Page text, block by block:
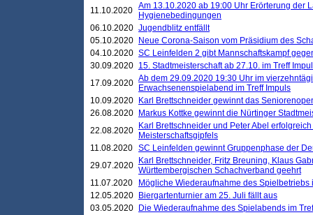
11.10.2020 Am 13.10.2020 ab 19:00 Uhr Erörterung der
Hygienebedingungen
06.10.2020 Jugendblitz entfällt
05.10.2020
Neue Corona-Saison vom Präsidium des
04.10.2020 SC Leinfelden 2 gibt Mannschaftskampf
30.09.2020 15. Stadtmeisterschaft ab 27.10. im Treff
17.09.2020 Ab dem 29.09.2020 19:30 Uhr im
Erwachsenenspielabend im Treff Impuls
10.09.2020
Karl Brettschneider gewinnt das
26.08.2020
Markus Kottke gewinnt die Nürtinger
22.08.2020
Karl Brettschneider und Peter Abel
Meisterschaftsgipfels
11.08.2020 SC Leinfelden gewinnt Gruppenphase der
29.07.2020
Karl Brettschneider, Fritz Breuning, Klaus
Württembergischen Schachverband geehrt
11.07.2020
Mögliche Wiederaufnahme des Spielbetriebs
12.05.2020
Biergartenturnier am 25. Juli fällt aus
03.05.2020
Die Wiederaufnahme des Spielabends im